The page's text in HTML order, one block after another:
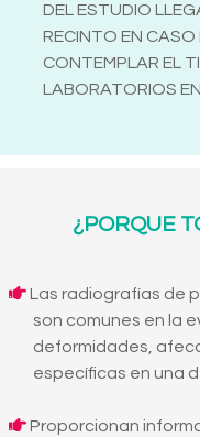
DEL ESTUDIO
RECINTO EN
CONTEMPLAR EL
LABORATORIOS
¿PORQUE
Las radiografías de
son comunes en la
deformidades,
específicas en una
Proporcionan